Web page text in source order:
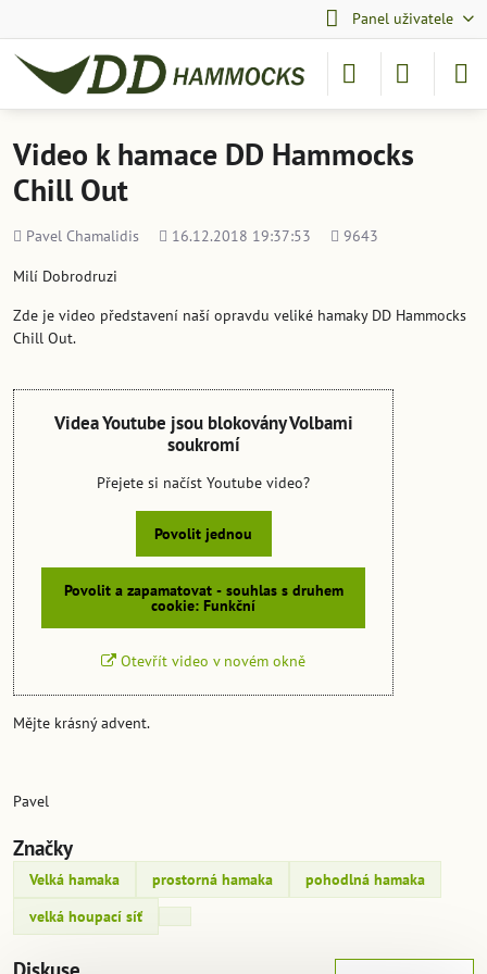
Panel uživatele
Video k hamace DD Hammocks
Chill Out
Přidal
Pavel Chamalidis Přidáno
16.12.2018 19:37:53
Počet
9643
Milí Dobrodruzi
Zde je video představení naší opravdu veliké hamaky DD Hammocks
Chill Out.
Videa Youtube jsou blokovány Volbami
soukromí
Přejete si načíst Youtube video?
Povolit jednou
Povolit a zapamatovat - souhlas s druhem
cookie: Funkční
Otevřít video v novém okně
Mějte krásný advent.
Pavel
Značky
Velká hamaka prostorná hamaka
pohodlná hamaka
velká houpací síť